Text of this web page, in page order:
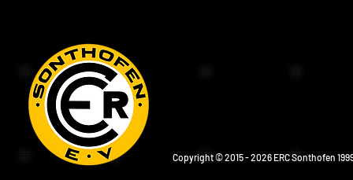
Copyright © 2015 - 2026 ERC Sonthofen